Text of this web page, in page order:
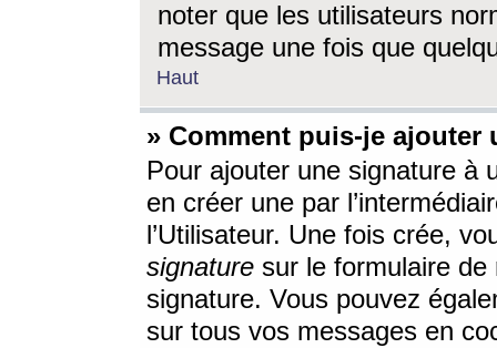
noter que les utilisateurs
message une fois que
Haut
» Comment puis-je ajouter
Pour ajouter une signature à
en créer une par
l’Utilisateur. Une fois crée,
signature sur le formulaire de
signature. Vous pouvez
sur tous vos messages en